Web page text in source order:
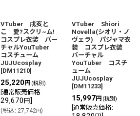
VTuber 戌亥と
こ 愛?スクリ~ム!
コスプレ衣装 バー
チャルYouTuber
コスチューム
JUJUcosplay
[DM11210]
25,220円 (税別)
通常販売価格:
29,670 円]
(税込: 27,742円)
VTuber Shiori
Novella(シオリ・ノ
ヴェラ) パジャマ衣
装 コスプレ衣装
バーチャル
YouTuber コスチ
ューム
JUJUcosplay
[DM11233]
15,997円 (税別)
通常販売価格: